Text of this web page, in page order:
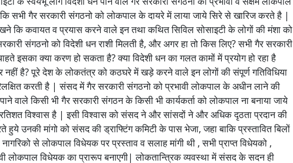
सभी गैर सरकारी संगठनो को लोकपाल के दायरे में लाया जाये सिरे से खारिज करते है |
कि कवायत व प्रयास करने वाले इन तथा कथित सिविल सोसाइटी के लोगों की मंशा को
संगठनो को विदेशी धन राशी मिलती है, और अगर हा तो किस लिए? सभी गैर सरकारी
इसका क्या करण हो सकता है? क्या विदेशी धन का गलत कामों में प्रयोग हो रहा है
नहीं है? पूरे देश के लोकतंत्र को कठघरे में खड़े करने वाले इन लोगों की संपूर्ण गतिविधिया
करती है | संसद में गैर सरकारी संगठनो को प्रभावी लोकपाल के अधीन लाने की
वाले किसी भी गैर सरकारी संगठन के किसी भी कार्यकर्ता को लोकपाल ना बनाया जाये
विश्वास है | इसी विश्वास को संसद ने और सांसदों ने और अधिक दृठता प्रदान की
उनकी मांगो को संसद की ड्राफ्टिंग कमिटी के पास भेजा, जहा बाकि प्रस्तावित बिलों
से लोकपाल विधेयक पर प्रस्ताव व सलाह मांगी थी , सभी प्राप्त विधेयको ,
लोकपाल विधेयक का प्रारूप बनाएगी| लोकतान्त्रिक व्यवस्था में संसद के सदन ही